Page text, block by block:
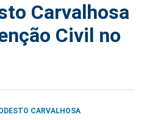
Carvalhosa
Civil no
CARVALHOSA